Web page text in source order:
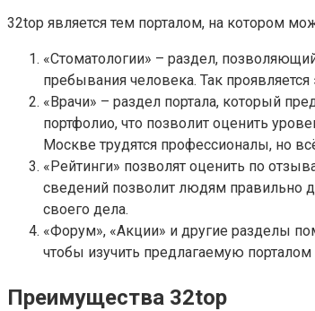
32top является тем порталом, на котором
«Стоматологии» – раздел,
пребывания человека. Так
«Врачи» – раздел портала, который
портфолио, что позволит оценить
Москве трудятся профессионалы, но
«Рейтинги» позволят оценить по
сведений позволит людям правильно
своего дела.
«Форум», «Акции» и другие разделы
чтобы изучить предлагаемую
Преимущества 32top